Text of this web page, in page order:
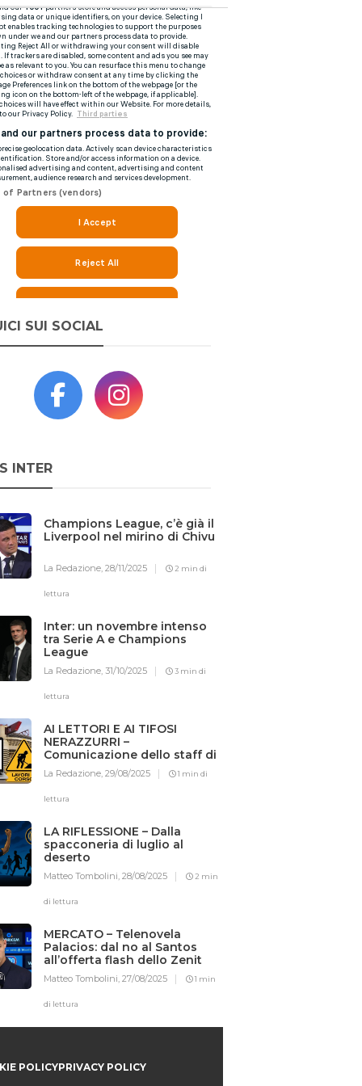
SUI SOCIAL
INTER
Champions League, c’è già il
Liverpool nel mirino di Chivu
La Redazione, 28/11/2025 2 min di
lettura
Inter: un novembre intenso
tra Serie A e Champions
League
La Redazione, 31/10/2025 3 min di
lettura
AI LETTORI E AI TIFOSI
NERAZZURRI –
Comunicazione dello staff di
Iotifointer.it
La Redazione, 29/08/2025 1 min di
lettura
LA RIFLESSIONE – Dalla
spacconeria di luglio al
deserto
Matteo Tombolini, 28/08/2025 2 min
di lettura
MERCATO – Telenovela
Palacios: dal no al Santos
all’offerta flash dello Zenit
Matteo Tombolini, 27/08/2025 1 min
di lettura
POLICYPRIVACY POLICY